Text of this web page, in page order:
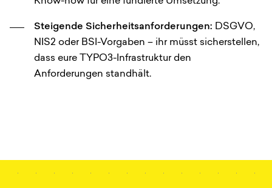
Steigende Sicherheitsanforderungen: DSGVO,
NIS2 oder BSI-Vorgaben – ihr müsst sicherstellen,
dass eure TYPO3-Infrastruktur den
Anforderungen standhält.